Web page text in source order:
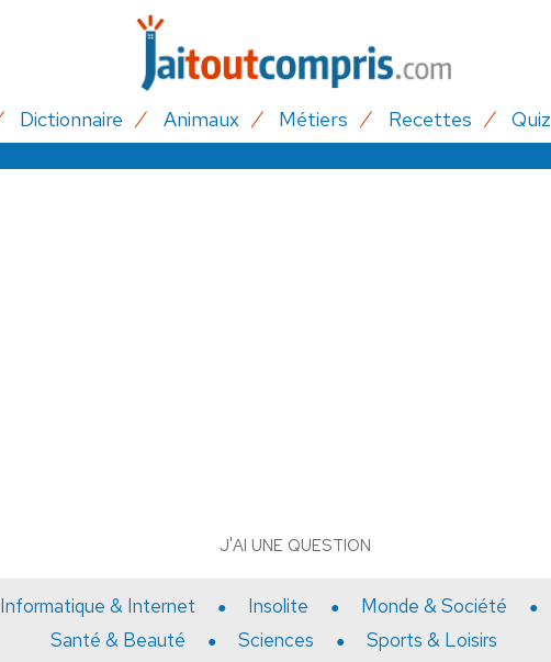
Dictionnaire Animaux Métiers Recettes Quiz
J'AI UNE QUESTION
Informatique & Internet Insolite Monde & Société
Santé & Beauté
Sciences Sports & Loisirs